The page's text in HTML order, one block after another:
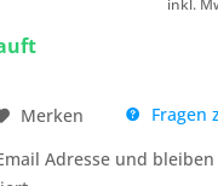
inkl.
Merken
Fragen
Adresse und